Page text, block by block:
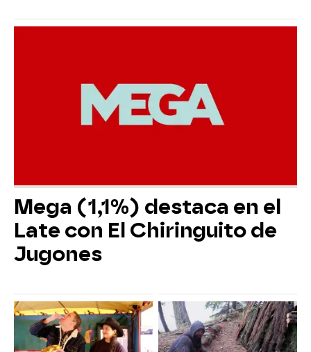
Mega (1,1%) destaca en el
Late con El Chiringuito de
Jugones